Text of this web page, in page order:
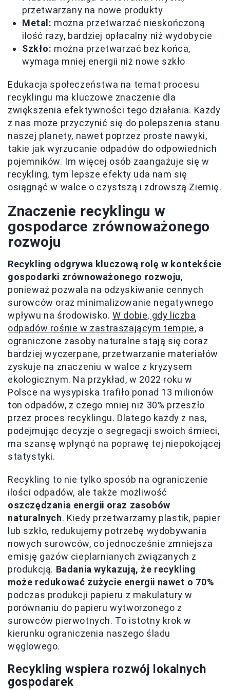
przetwarzany na nowe produkty
Metal: można przetwarzać nieskończoną
ilość razy, bardziej opłacalny niż wydobycie
Szkło: można przetwarzać bez końca,
wymaga mniej energii niż nowe szkło
Edukacja społeczeństwa na temat procesu
recyklingu ma kluczowe znaczenie dla
zwiększenia efektywności tego działania. Każdy
z nas może przyczynić się do polepszenia stanu
naszej planety, nawet poprzez proste nawyki,
takie jak wyrzucanie odpadów do odpowiednich
pojemników. Im więcej osób zaangażuje się w
recykling, tym lepsze efekty uda nam się
osiągnąć w walce o czystszą i zdrowszą Ziemię.
Znaczenie recyklingu w
gospodarce zrównoważonego
rozwoju
Recykling odgrywa kluczową rolę w kontekście
gospodarki zrównoważonego rozwoju,
ponieważ pozwala na odzyskiwanie cennych
surowców oraz minimalizowanie negatywnego
wpływu na środowisko.W dobie, gdy liczba
odpadów rośnie w zastraszającym tempie, a
ograniczone zasoby naturalne stają się coraz
bardziej wyczerpane, przetwarzanie materiałów
zyskuje na znaczeniu w walce z kryzysem
ekologicznym. Na przykład, w 2022 roku w
Polsce na wysypiska trafiło ponad 13 milionów
ton odpadów, z czego mniej niż 30% przeszło
przez proces recyklingu. Dlatego każdy z nas,
podejmując decyzje o segregacji swoich śmieci,
ma szansę wpłynąć na poprawę tej niepokojącej
statystyki.
Recykling to nie tylko sposób na ograniczenie
ilości odpadów, ale także możliwość
oszczędzania energii oraz zasobów
naturalnych. Kiedy przetwarzamy plastik, papier
lub szkło, redukujemy potrzebę wydobywania
nowych surowców, co jednocześnie zmniejsza
emisję gazów cieplarnianych związanych z
produkcją. Badania wykazują, że recykling
może redukować zużycie energii nawet o 70%
podczas produkcji papieru z makulatury w
porównaniu do papieru wytworzonego z
surowców pierwotnych. To istotny krok w
kierunku ograniczenia naszego śladu
węglowego.
Recykling wspiera rozwój lokalnych
gospodarek